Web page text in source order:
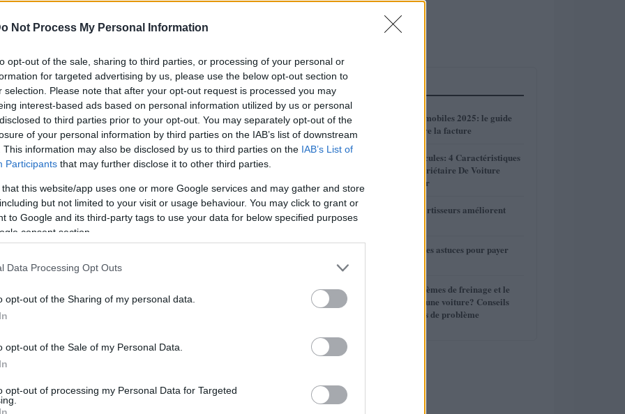
Not Process My Personal Information
opt-out of the sale, sharing to third parties, or processing of your personal or
for targeted advertising by us, please use the below opt-out section to
selection. Please note that after your opt-out request is processed you may
interest-based ads based on personal information utilized by us or personal
to third parties prior to your opt-out. You may separately opt-out of the
of your personal information by third parties on the IAB’s list of downstream
This information may also be disclosed by us to third parties on the IAB’s List of
Participants that may further disclose it to other third parties.
that this website/app uses one or more Google services and may gather and store
but not limited to your visit or usage behaviour. You may click to grant or
to Google and its third-party tags to use your data for below specified purposes
consent section.
Data Processing Opt Outs
opt-out of the Sharing of my personal data.
opt-out of the Sale of my Personal Data.
opt-out of processing my Personal Data for Targeted
nouvelles nuances pour le
Glamour et Oro Puro.
un de ces coloris inédits avec une majoration de
les coloris Argento Vivo et Oro Puro, pour
ces tons étant réalisées par une technique de
1
Réparations automobiles 2025: le guide
malin pour réduire la facture
2
Sécurité Des Véhicules: 4 Caractéristiques
Que Chaque Propriétaire De Voiture
Devrait Entretenir
3 Comment les amortisseurs améliorent
votre conduite
4
Assurance auto : les astuces pour payer
5
Quels sont les systèmes de freinage et le
liquide de frein d’une voiture? Conseils
d’entretien, Signes de problème